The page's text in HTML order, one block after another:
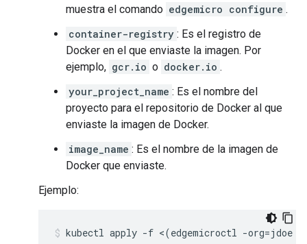
muestra el comando edgemicro configure .
container-registry : Es el registro de
Docker en el que enviaste la imagen. Por
ejemplo, gcr.io o docker.io .
your_project_name : Es el nombre del
proyecto para el repositorio de Docker al que
enviaste la imagen de Docker.
image_name : Es el nombre de la imagen de
Docker que enviaste.
Ejemplo:
kubectl apply -f <(edgemicroctl -org=jdoe -